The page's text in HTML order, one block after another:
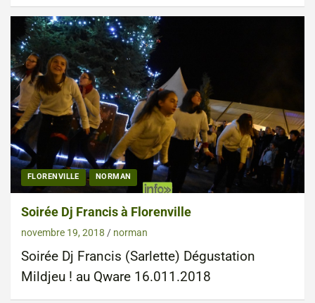
FLORENVILLE NORMAN
Soirée Dj Francis à Florenville
novembre 19, 2018 norman
Soirée Dj Francis (Sarlette) Dégustation
Mildjeu ! au Qware 16.011.2018